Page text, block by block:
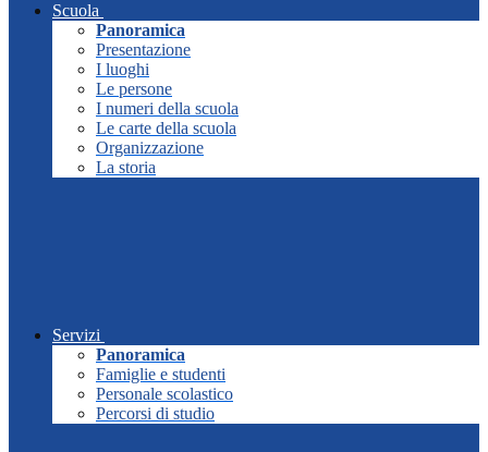
Scuola
Panoramica
Presentazione
I luoghi
Le persone
I numeri della scuola
Le carte della scuola
Organizzazione
La storia
Servizi
Panoramica
Famiglie e studenti
Personale scolastico
Percorsi di studio